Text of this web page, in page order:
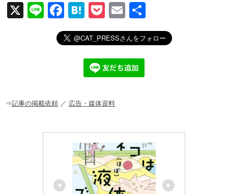
X
Li
F
a
c
o
H
at
e
n
a
P
o
ck
et
E
m
ail
有
⇒記事の掲載依頼 ／ 広告・媒体資料